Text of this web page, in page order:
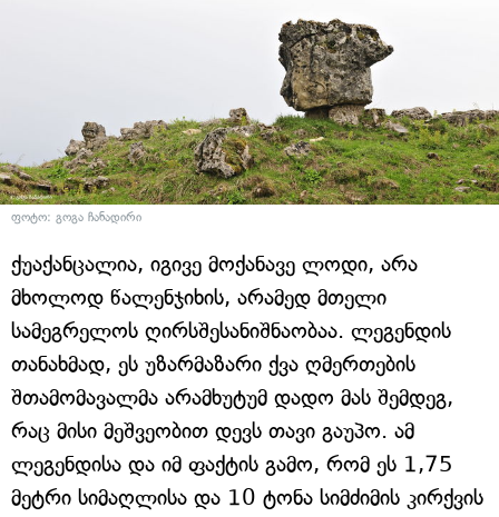
ფოტო: გოგა ჩანადირი
ქუაქანცალია, იგივე მოქანავე ლოდი, არა
მხოლოდ წალენჯიხის, არამედ მთელი
სამეგრელოს ღირსშესანიშნაობაა. ლეგენდის
თანახმად, ეს უზარმაზარი ქვა ღმერთების
შთამომავალმა არამხუტუმ დადო მას შემდეგ,
რაც მისი მეშვეობით დევს თავი გაუპო. ამ
ლეგენდისა და იმ ფაქტის გამო, რომ ეს 1,75
მეტრი სიმაღლისა და 10 ტონა სიმძიმის კირქვის